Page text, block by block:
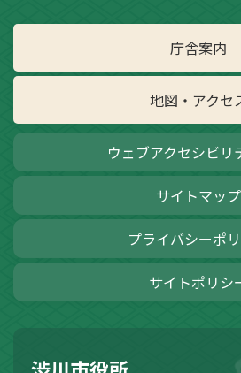
庁舎案内
地図・アクセ
ウェブアクセシビリ
サイトマップ
プライバシーポ
サイトポリシ